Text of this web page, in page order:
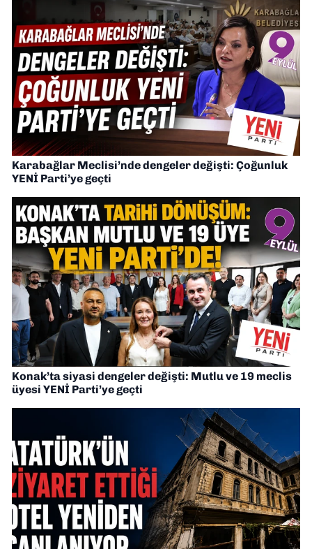
Karabağlar Meclisi’nde dengeler değişti: Çoğunluk
YENİ Parti’ye geçti
Konak’ta siyasi dengeler değişti: Mutlu ve 19 meclis
üyesi YENİ Parti’ye geçti